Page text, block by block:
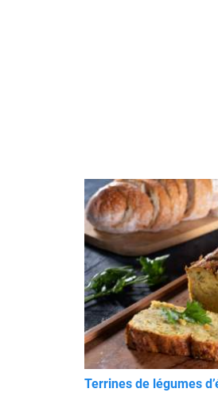
Terrines de légumes